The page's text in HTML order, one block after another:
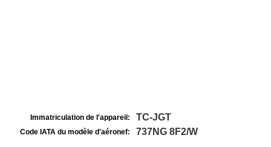
Immatriculation de l'appareil: TC-JGT
Code IATA du modèle d'aéronef: 737NG 8F2/W